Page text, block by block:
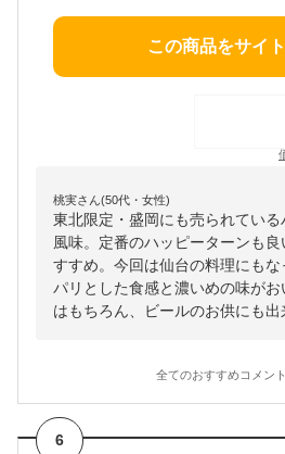
この商品をサイ
桃実さん(50代・女性)
東北限定・盛岡にも売られてい
風味。定番のハッピーターンも
すすめ。今回は仙台の料理にもな
パリとした食感と濃いめの味が
はもちろん、ビールのお供にも出
全てのおすすめコメント
6